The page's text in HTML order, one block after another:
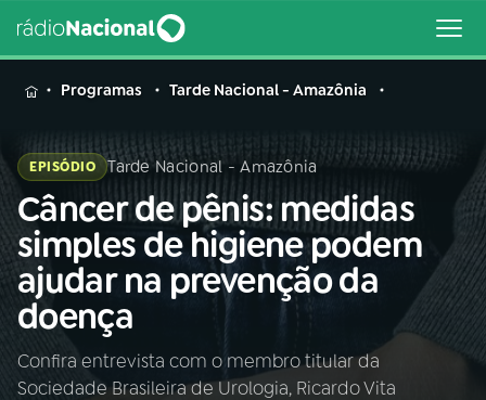
MENU
Buscar
na
Rádio
Nacional
Buscar
01INÍCIO
Programas Tarde Nacional - Amazônia
EPISÓDIO Tarde Nacional - Amazônia
Câncer de pênis: medidas
simples de higiene podem
ajudar na prevenção da
doença
Confira entrevista com o membro titular da
Sociedade Brasileira de Urologia, Ricardo Vita